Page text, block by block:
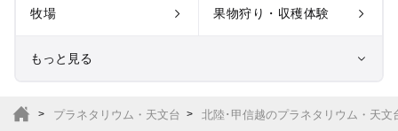
牧場 果物狩り・収穫体験
もっと見る
プラネタリウム・天文台 北陸･甲信越のプラネタリウム・天文